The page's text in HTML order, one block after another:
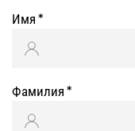
Имя *
Фамилия *